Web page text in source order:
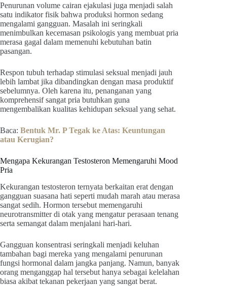
Penurunan volume cairan ejakulasi juga menjadi salah
satu indikator fisik bahwa produksi hormon sedang
mengalami gangguan. Masalah ini seringkali
menimbulkan kecemasan psikologis yang membuat pria
merasa gagal dalam memenuhi kebutuhan batin
pasangan.
Respon tubuh terhadap stimulasi seksual menjadi jauh
lebih lambat jika dibandingkan dengan masa produktif
sebelumnya. Oleh karena itu, penanganan yang
komprehensif sangat pria butuhkan guna
mengembalikan kualitas kehidupan seksual yang sehat.
Baca: Bentuk Mr. P Tegak ke Atas: Keuntungan
atau Kerugian?
Mengapa Kekurangan Testosteron Memengaruhi Mood
Pria
Kekurangan testosteron ternyata berkaitan erat dengan
gangguan suasana hati seperti mudah marah atau merasa
sangat sedih. Hormon tersebut memengaruhi
neurotransmitter di otak yang mengatur perasaan tenang
serta semangat dalam menjalani hari-hari.
Gangguan konsentrasi seringkali menjadi keluhan
tambahan bagi mereka yang mengalami penurunan
fungsi hormonal dalam jangka panjang. Namun, banyak
orang menganggap hal tersebut hanya sebagai kelelahan
biasa akibat tekanan pekerjaan yang sangat berat.